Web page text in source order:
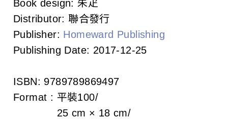
s
o
c
a
Book design: 朱疋
Distributor: 聯合發行
Publisher: Homeward Publishing
Publishing Date: 2017-12-25
ISBN: 9789789869497
Format : 平裝100
25 cm × 18 cm